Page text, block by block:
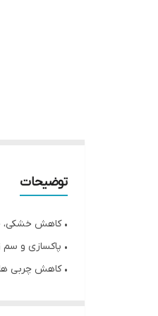
توضیحات
• کاهش خشکی،
• پاکسازی و سم
• کاهش چربی